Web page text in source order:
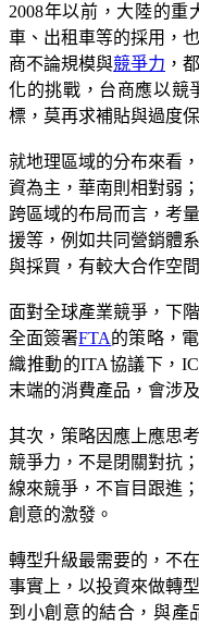
2008年以前，大陸的
車、出租車等的採用，
商不論規模與競爭力 ，
化的挑戰，台商應以競
標，莫再求補貼與過度保
就地理區域的分布來看
資為主，華南則相對弱
跨區域的布局而言，考
援等，例如共同營銷體
與採買，有較大合作空間
面對全球產業競爭，下
全面簽署FTA的策略，
織推動的ITA協議下，
末端的消費產品，會涉
其次，策略因應上應思
競爭力，不是閉關對抗
線來競爭，不盲目跟進
創意的激發。
轉型升級最需要的，不
事實上，以投資來做轉
到小創意的結合，與產